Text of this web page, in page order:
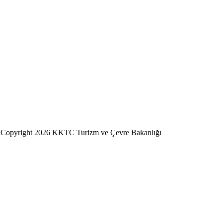
Copyright 2026 KKTC Turizm ve Çevre Bakanlığı